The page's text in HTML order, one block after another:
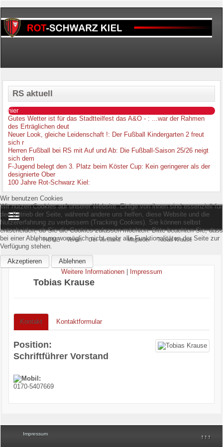
RS aktuell
hier
Gutes Wetter ist für das Stadtteilfest das A&O - : ...war der Rahmen
des Erträglichen deut
Neuer Look, gleiche Leidenschaft !: Der Fußball Kindergarten 2 freut
sich r
Herren Fußball bei RS mit Auf und Ab: Die Fußball-Saison 25/26 neigt
sich dem
F-Jugend belegt den 3. Platz beim Köster Cup: Kein geringerer als der
designierte Ober
100 Jahre Rot-Schwarz Kiel :
Home
Verein
Kinderschutz
Events
Gastronomie
Aktuell
HOME Verein Der Vorstand Mitglieder Tobias Krause
Tobias Krause
Kontakt Kontaktformular
Position:
Schriftführer Vorstand
0170-5407669
↑↑↑
Impressum
Wir benutzen Cookies
Wir nutzen Cookies auf unserer Website. Einige von ihnen sind essenziell für
den Betrieb der Seite, während andere uns helfen, diese Website und die
Nutzererfahrung zu verbessern (Tracking Cookies). Sie können selbst
entscheiden, ob Sie die Cookies zulassen möchten. Bitte beachten Sie, dass
bei einer Ablehnung womöglich nicht mehr alle Funktionalitäten der Seite zur
Verfügung stehen.
Akzeptieren
Ablehnen
Weitere Informationen| Impressum